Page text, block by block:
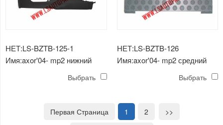
НЕТ:LS-BZTB-125-1
Имя:axor'04- mp2 нижний
Выбрать
НЕТ:LS-BZTB-126
Имя:axor'04- mp2 средний
Выбрать
Первая Страница 1 2
>>